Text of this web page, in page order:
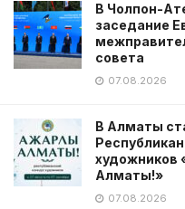
В Чолпон-
заседание
совета
07.08.2026
В Алматы
художников
Алматы!»
07.08.2026